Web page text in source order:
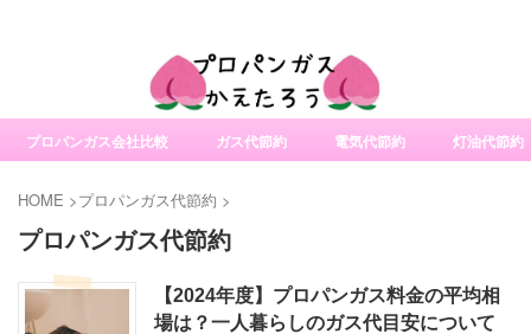
プロパンガス会社比較 ガス代節約 電気代節約 灯油代節約
HOME >プロパンガス代節約 >
プロパンガス代節約
【2024年度】プロパンガス料金の平均相
場は？一人暮らしのガス代目安について